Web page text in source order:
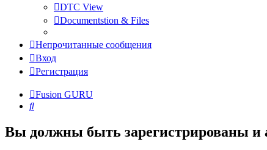
DTC View
Documentstion & Files
Непрочитанные сообщения
Вход
Регистрация
Fusion GURU
Поиск
Вы должны быть зарегистрированы и